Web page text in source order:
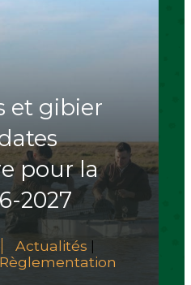
et gibier
pour la
2027
Actualités
Règlementation